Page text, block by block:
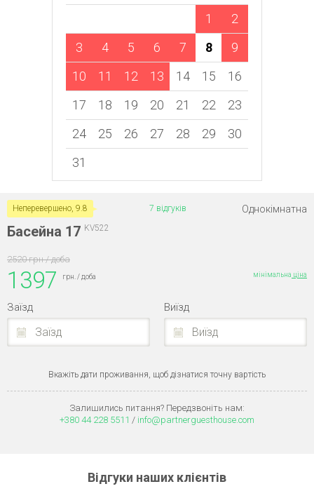
1
2
3
4 5 6 7 8
9
10
11 12 13 14 15
16
17
18 19 20 21 22
23
24
25 26 27 28 29
30
31
Неперевершено, 9.8 7 відгуків Однокімнатна
Басейна 17 KV522
2520 грн / доба
1397 грн. / доба мінімальна ціна
Заїзд
Заїзд
Виїзд
Виїзд
Вкажіть дати проживання, щоб дізнатися точну вартість
Залишились питання? Передзвоніть нам:
+380 44 228 5511 / info@partnerguesthouse.com
Відгуки наших клієнтів